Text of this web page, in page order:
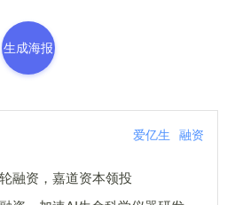
生成海报
爱亿生 融资
融资，嘉道资本领投